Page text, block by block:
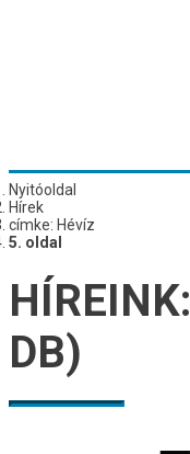
Nyitóoldal
Hírek
címke: Hévíz
5. oldal
HÍREINK:
DB)